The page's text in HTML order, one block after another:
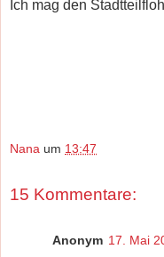
Ich mag den
die
Nana um 13:47
15 Kommentare:
Anonym 17. Mai